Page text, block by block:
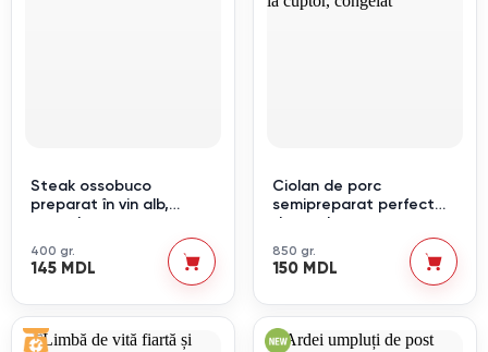
Steak ossobuco
preparat în vin alb,
400 gr.
145 MDL
Ciolan de porc
semipreparat perfect
850 gr.
150 MDL